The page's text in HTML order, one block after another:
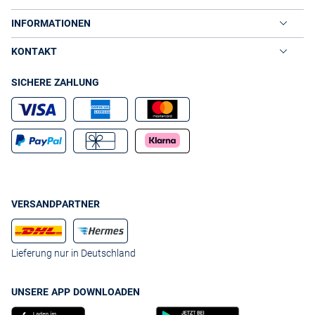
durchdachte Schnitte sorgen für Komfort und
großen Größen.
mit Salbei, Rosé oder Schwarz-Weiß-Kontrasten.
Strukturierte Baumwolle, nachhaltige Viskose und
transparente Lagen treffen auf minimalistische wie
auch voluminöse Silhouetten.
Blusen zum Binden oder Wickeln:
Wickeldetails bringen Bewegung und modische Akzente
Unsere Must-Haves unter den Damenblusen
Die klassische weiße Baumwollbluse:
Alleskönner, der in keinem Kleiderschrank fehlen sollte.
Perfekt in Kombination mit Jeans oder Blazern.
Entdecken Sie hochwertige Modelle unter
hochwertige Büro-Looks sind Blusen in fließender
Seidenoptik ein Muss. In der Kollektion vonBlusen von
INFORMATIONEN
KONTAKT
SICHERE ZAHLUNG
VERSANDPARTNER
Lieferung nur in Deutschland
UNSERE APP DOWNLOADEN